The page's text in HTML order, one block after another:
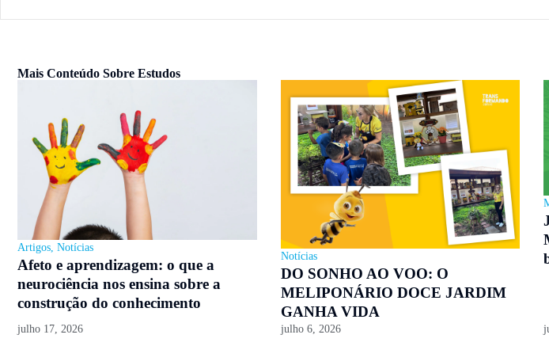
Mais Conteúdo Sobre Estudos
Artigos Notícias
Afeto e aprendizagem: o que a
neurociência nos ensina sobre a
construção do conhecimento
julho 17, 2026
Notícias
DO SONHO AO VOO: O
MELIPONÁRIO DOCE JARDIM
GANHA VIDA
julho 6, 2026